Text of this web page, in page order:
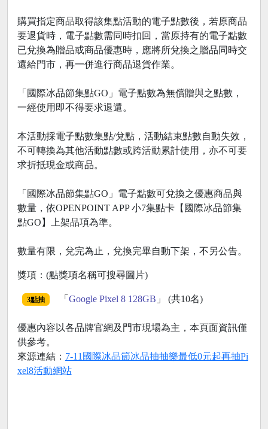
購買指定商品取得該集點活動的電子點數後，若原商品
要退貨時，電子點數需同時扣回，當原持有的電子點數
已兌換為贈品或商品優惠時，應將所兌換之贈品同時交
還給門市，再一併進行商品退貨作業。
「國際冰品節集點GO」電子點數為無償贈與之點數，
一經使用即不得要求退還。
本活動採電子點數集點/兌點，活動結束點數自動失效，
不可轉換為其他活動點數或跨活動累計使用，亦不可要
求折抵現金或商品。
「國際冰品節集點GO」電子點數可兌換之優惠商品與
數量，依OPENPOINT APP 小7集點卡【國際冰品節集
點GO】上架品項為準。
數量有限，兌完為止，兌換完畢自動下架，不另公告。
獎項：(點獎項名稱可搜尋圖片)
3點抽 「 Google Pixel 8 128GB 」 (共10名)
優惠內容以各品牌官網及門市現場為主，本頁面資訊僅
供參考。
來源連結： 7-11國際冰品節冰品抽抽樂最低0元起再抽Pi
xel8活動網站